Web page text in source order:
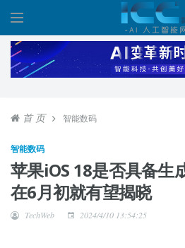
首 页 智能数码
智能数码
苹果iOS 18是否具备生
在6月初就有望揭晓
TechWeb 2024/4/10 13:54:25